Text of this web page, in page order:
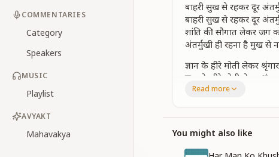
COMMENTARIES
Category
Speakers
MUSIC
Playlist
AVYAKT
Mahavakya
बाहरी सुख से रहकर दूर
बाहरी सुख से रहकर दूर
शांति की सौगात लेकर जग
अंतर्मुखी ही रहना है मुख से
ज्ञान के हीरे मोती लेकर
ज्ञान के हीरे मोती लेकर
गहरे सागर में जाकर रतन
अंतर्मुखी ही रहना है मुख से
मौन की दुनिया में रहना है
अंतर्मुखी ही रहना मुख से
Read more
You might also like